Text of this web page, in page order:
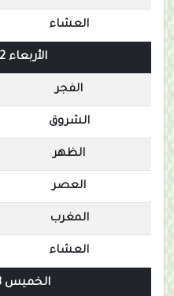
العشاء
الأربعاء 12-08-2026
الفجر
الشروق
الظهر
العصر
المغرب
العشاء
الخميس 13-08-2026